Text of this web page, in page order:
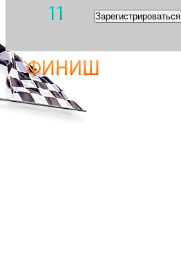
Зарегистрироваться